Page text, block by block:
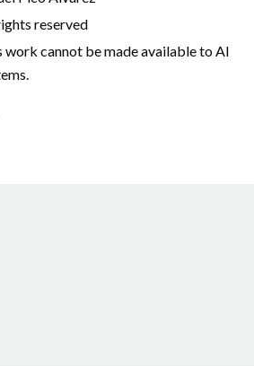
reserved
work cannot be made available to AI